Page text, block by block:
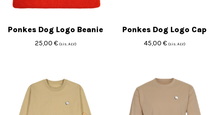
Ponkes Dog Logo Beanie
25,00 € (sis. ALV)
Ponkes Dog Logo Cap
45,00€ (sis. ALV)